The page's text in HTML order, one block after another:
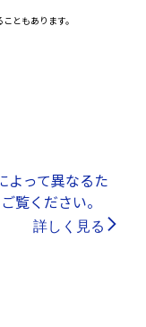
ともあります。
よって異なるた
覧ください。
詳しく見る